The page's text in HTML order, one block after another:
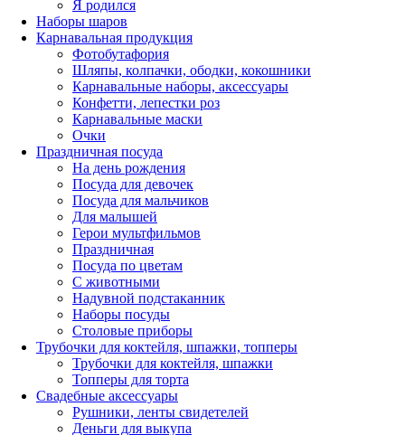
Я родился
Наборы шаров
Карнавальная продукция
Фотобутафория
Шляпы, колпачки, ободки, кокошники
Карнавальные наборы, аксессуары
Конфетти, лепестки роз
Карнавальные маски
Очки
Праздничная посуда
На день рождения
Посуда для девочек
Посуда для мальчиков
Для малышей
Герои мультфильмов
Праздничная
Посуда по цветам
С животными
Надувной подстаканник
Наборы посуды
Столовые приборы
Трубочки для коктейля, шпажки, топперы
Трубочки для коктейля, шпажки
Топперы для торта
Свадебные аксессуары
Рушники, ленты свидетелей
Деньги для выкупа